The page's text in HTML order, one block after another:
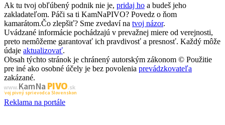
Ak tu tvoj obľúbený podnik nie je, pridaj ho a budeš jeho
zakladateľom. Páči sa ti KamNaPIVO? Povedz o ňom
kamarátom.Čo zlepšiť? Sme zvedaví na tvoj názor.
Uvádzané informácie pochádzajú v prevažnej miere od verejnosti,
preto nemôžeme garantovať ich pravdivosť a presnosť. Každý môže
údaje aktualizovať.
Obsah týchto stránok je chránený autorským zákonom © Použitie
pre iné ako osobné účely je bez povolenia prevádzkovateľa
zakázané.
www.Kam Na PIVO.sk
Tvoj pivný sprievodca Slovenskom
Reklama na portále